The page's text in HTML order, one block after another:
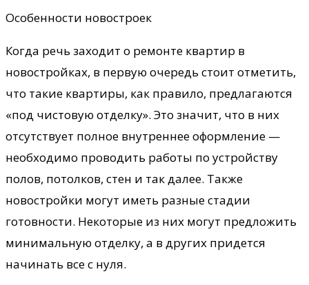
Особенности новостроек
Когда речь заходит о ремонте квартир в
новостройках, в первую очередь стоит отметить,
что такие квартиры, как правило, предлагаются
«под чистовую отделку». Это значит, что в них
отсутствует полное внутреннее оформление —
необходимо проводить работы по устройству
полов, потолков, стен и так далее. Также
новостройки могут иметь разные стадии
готовности. Некоторые из них могут предложить
минимальную отделку, а в других придется
начинать все с нуля.